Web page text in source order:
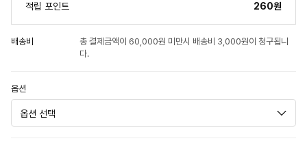
적립 포인트 260원
배송비
총 결제금액이 60,000원 미만시 배송비 3,000원이 청구됩니
다.
옵션